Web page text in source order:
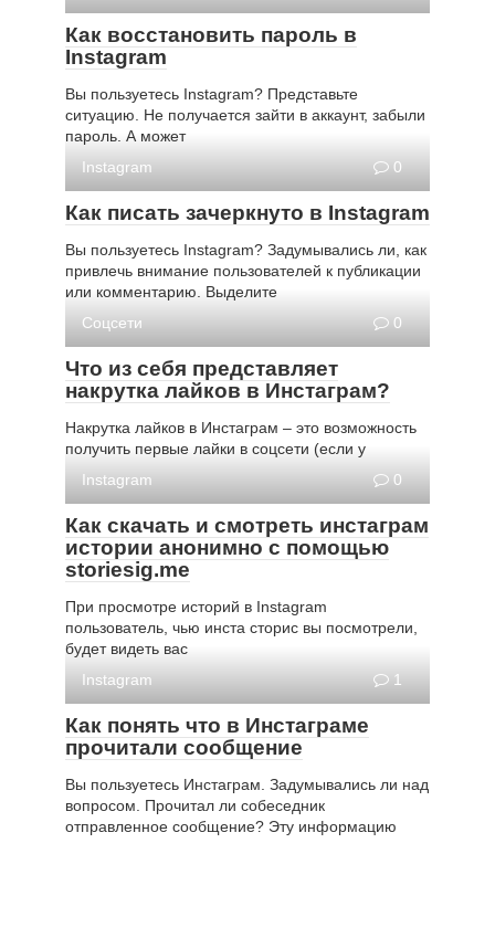
Как восстановить пароль в
Instagram
Вы пользуетесь Instagram? Представьте
ситуацию. Не получается зайти в аккаунт, забыли
пароль. А может
Instagram
0
Как писать зачеркнуто в Instagram
Вы пользуетесь Instagram? Задумывались ли, как
привлечь внимание пользователей к публикации
или комментарию. Выделите
Соцсети
0
Что из себя представляет
накрутка лайков в Инстаграм?
Накрутка лайков в Инстаграм – это возможность
получить первые лайки в соцсети (если у
Instagram
0
Как скачать и смотреть инстаграм
истории анонимно с помощью
storiesig.me
При просмотре историй в Instagram
пользователь, чью инста сторис вы посмотрели,
будет видеть вас
Instagram
1
Как понять что в Инстаграме
прочитали сообщение
Вы пользуетесь Инстаграм. Задумывались ли над
вопросом. Прочитал ли собеседник
отправленное сообщение? Эту информацию